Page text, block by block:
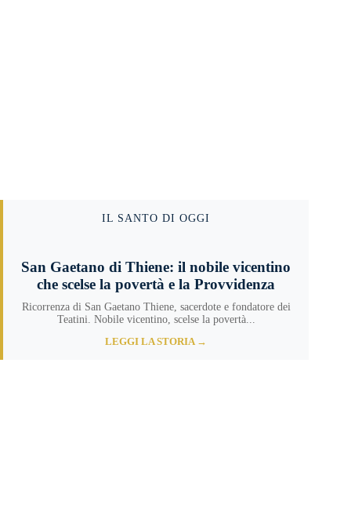
IL SANTO DI OGGI
San Gaetano di Thiene: il nobile vicentino
che scelse la povertà e la Provvidenza
Ricorrenza di San Gaetano Thiene, sacerdote e fondatore dei
Teatini. Nobile vicentino, scelse la povertà...
LEGGI LA STORIA →